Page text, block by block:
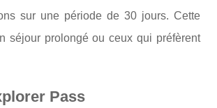
sur une période de 30 jours. Cette
séjour prolongé ou ceux qui préfèrent
Pass